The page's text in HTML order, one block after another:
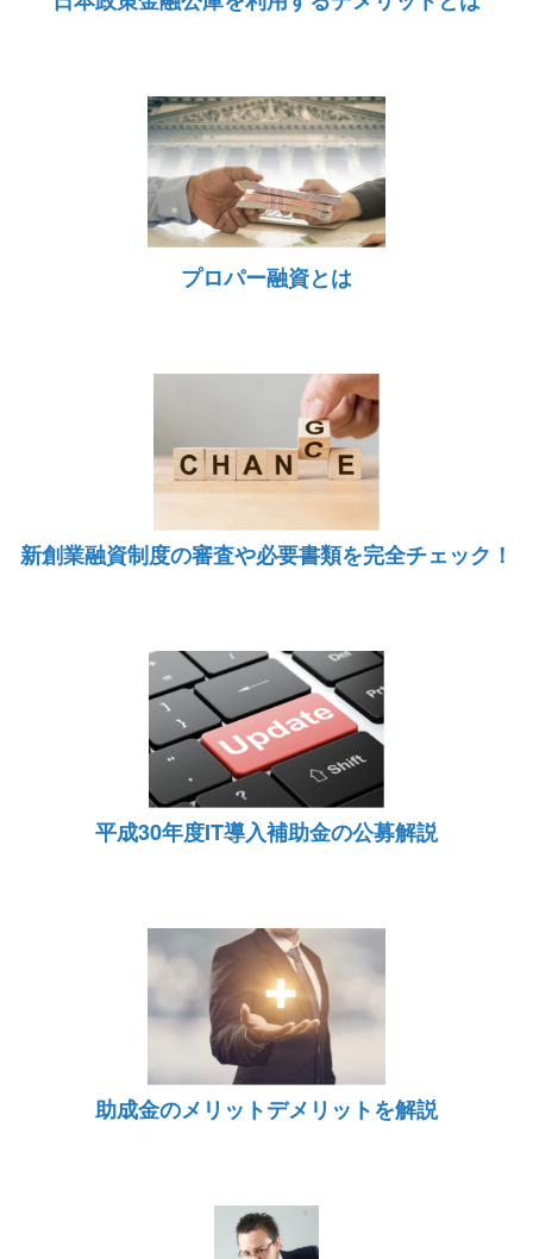
プロパー融資とは
新創業融資制度の審査や必要書類を完全チェック！
平成30年度IT導入補助金の公募解説
助成金のメリットデメリットを解説